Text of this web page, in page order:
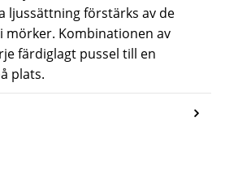
ljussättning förstärks av de
mörker. Kombinationen av
färdiglagt pussel till en
plats.